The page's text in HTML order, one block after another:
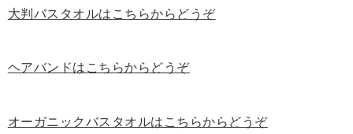
大判バスタオルはこちらからどうぞ
ヘアバンドはこちらからどうぞ
オーガニックバスタオルはこちらからどうぞ